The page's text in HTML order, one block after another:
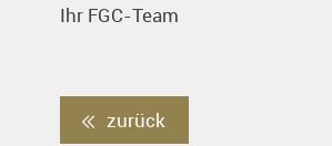
Ihr FGC-Team
zurück